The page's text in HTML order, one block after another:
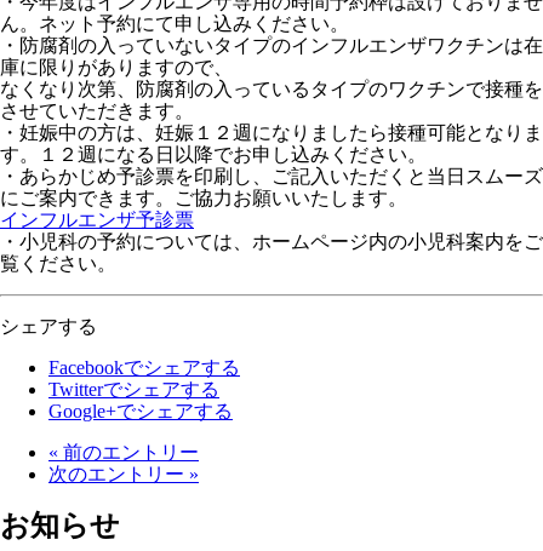
ん。ネット予約にて申し込みください。
・防腐剤の入っていないタイプのインフルエンザワクチンは在
庫に限りがありますので、
なくなり次第、防腐剤の入っているタイプのワクチンで接種を
させていただきます。
・妊娠中の方は、妊娠１２週になりましたら接種可能となりま
す。１２週になる日以降でお申し込みください。
・あらかじめ予診票を印刷し、ご記入いただくと当日スムーズ
にご案内できます。ご協力お願いいたします。
インフルエンザ予診票
・小児科の予約については、ホームページ内の小児科案内をご
覧ください。
シェアする
Facebookでシェアする
Twitterでシェアする
Google+でシェアする
« 前のエントリー
次のエントリー »
お知らせ